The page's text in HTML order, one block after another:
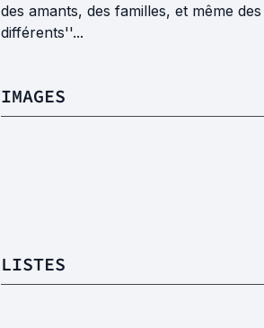
des amants, des familles, et même
différents''...
IMAGES
LISTES